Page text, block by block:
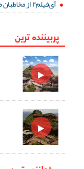
آی‌فیلم۲ از مخاطبان می‌پرسد؛ خاطره‌انگیزترین نقش اکبر عبدی کدام است؟
پربیننده ترین